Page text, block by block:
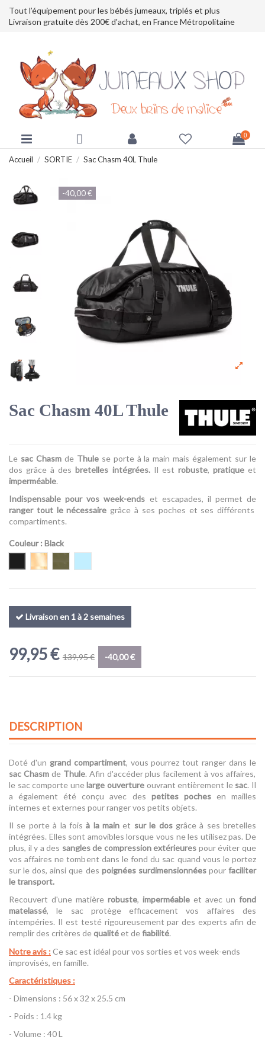
Tout l’équipement pour les bébés jumeaux, triplés et plus
Livraison gratuite dès 200€ d'achat, en France Métropolitaine
0
Accueil SORTIE Sac Chasm 40L Thule
-40,00 €
Sac Chasm 40L Thule
Le sac Chasmde Thulese porte à la main mais également sur le
dos grâce à desbretelles intégrées.Il est robuste, pratiqueet
imperméable.
Indispensable pour vos week-ends et escapades, il permet de
ranger tout le nécessaire grâce à ses poches et ses différents
compartiments.
Couleur: Black
Black
Gold
Livraison en 1 à 2 semaines
99,95 € 139,95 € -40,00 €
DESCRIPTION
Doté d'un grand compartiment, vous pourrez tout ranger dans le
sac Chasmde Thule. Afin d'accéder plus facilement à vos affaires,
le sac comporte unelarge ouverture ouvrant entièrement le sac. Il
a également été conçu avec des petites pochesen mailles
internes et externes pour ranger vos petits objets.
Il se porte à la foisà la main et sur le dosgrâce à ses bretelles
intégrées. Elles sont amovibles lorsque vous ne les utilisez pas. De
plus, il y a des sangles de compression extérieures pour éviter que
vos affaires ne tombent dans le fond du sac quand vous le portez
sur le dos, ainsi que des poignées surdimensionnéespourfaciliter
le transport.
Recouvert d'une matière robuste, imperméable et avec un fond
matelassé, le sac protège efficacement vos affaires des
intempéries. Il est testé rigoureusement par des experts afin de
remplir des critères de qualité et defiabilité.
Notre avis :Ce sac est idéal pour vos sorties et vos week-ends
improvisés, en famille.
Caractéristiques :
- Dimensions : 56 x 32 x 25.5 cm
- Poids : 1.4 kg
- Volume : 40 L